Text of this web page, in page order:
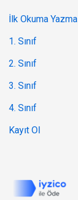
İlk Okuma Yazma
1. Sınıf
2. Sınıf
3. Sınıf
4. Sınıf
Kayıt Ol